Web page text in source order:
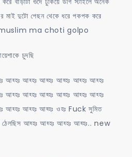
মাই দুটো পেছন থেকে ধরে পকপক করে
muslim ma choti golpo
চুদছি
আহ্হঃ আহ্হঃ আহ্হঃ আহ্হঃ আহ্হঃ
আহ্হঃ আহ্হঃ আহ্হঃ আহ্হঃ আহ্হঃ আহ্হঃ
আহ্হঃ আহ্হঃ আহ্হঃ ওহঃ Fuck সুমিত
ঠেলছিস আহ্হঃ আহ্হঃ আহ্হঃ আহ্হঃ.. new